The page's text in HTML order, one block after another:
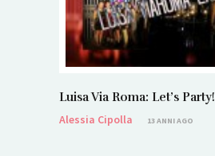
Luisa Via Roma: Let’s Party!
Alessia Cipolla
13 ANNI AGO